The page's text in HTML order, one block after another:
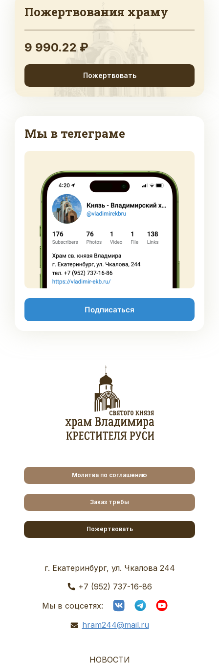
Пожертвования храму
9 990.22 ₽
Пожертвовать
Мы в телеграме
Подписаться
Молитва по соглашению
Заказ требы
Пожертвовать
г. Екатеринбург, ул. Чкалова 244
+7 (952) 737-16-86
Мы в соцсетях:
hram244@mail.ru
НОВОСТИ